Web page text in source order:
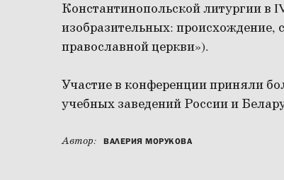
Константинопольской литургии в
изобразительных: происхождение,
православной церкви»).
Участие в конференции приняли
учебных заведений России и
Автор: ВАЛЕРИЯ МОРУКОВА